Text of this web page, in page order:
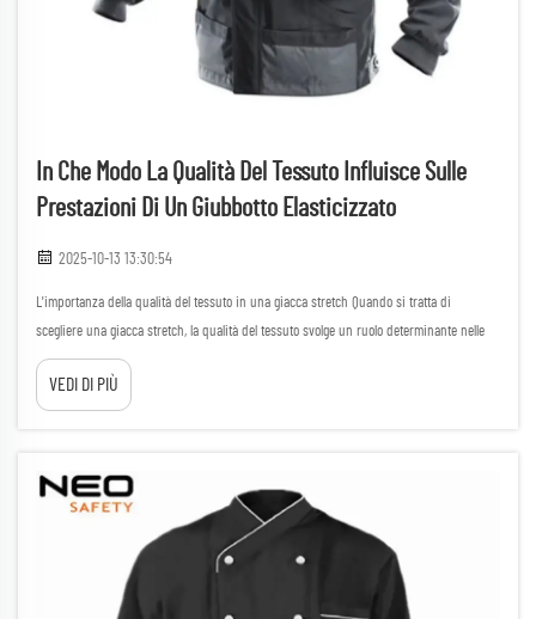
In Che Modo La Qualità Del Tessuto Influisce Sulle
Prestazioni Di Un Giubbotto Elasticizzato
2025-10-13 13:30:54
L'importanza della qualità del tessuto in una giacca stretch Quando si tratta di
scegliere una giacca stretch, la qualità del tessuto svolge un ruolo determinante nelle
prestazioni complessive. Una giacca stretch è progettata per offrire flessibilità,
durabilità e comfort, elementi che rendono...
VEDI DI PIÙ